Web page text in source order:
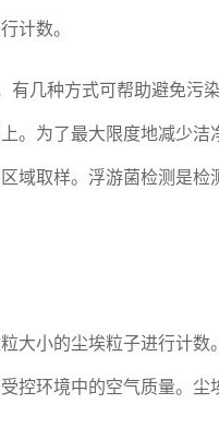
计数。
几种方式可帮助避免污
。为了最大限度地减少
域取样。浮游菌检测是
大小的尘埃粒子进行计
控环境中的空气质量。